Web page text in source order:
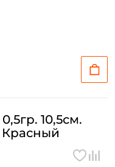
10,5см.
Красный